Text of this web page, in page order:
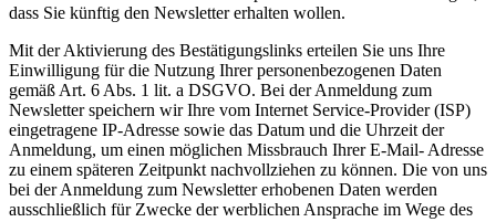
dass Sie künftig den Newsletter erhalten wollen.
Mit der Aktivierung des Bestätigungslinks erteilen Sie uns Ihre
Einwilligung für die Nutzung Ihrer personenbezogenen Daten
gemäß Art. 6 Abs. 1 lit. a DSGVO. Bei der Anmeldung zum
Newsletter speichern wir Ihre vom Internet Service-Provider (ISP)
eingetragene IP-Adresse sowie das Datum und die Uhrzeit der
Anmeldung, um einen möglichen Missbrauch Ihrer E-Mail- Adresse
zu einem späteren Zeitpunkt nachvollziehen zu können. Die von uns
bei der Anmeldung zum Newsletter erhobenen Daten werden
ausschließlich für Zwecke der werblichen Ansprache im Wege des